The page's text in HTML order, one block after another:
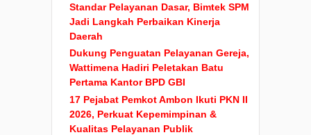
Standar Pelayanan Dasar, Bimtek SPM
Jadi Langkah Perbaikan Kinerja
Daerah
Dukung Penguatan Pelayanan Gereja,
Wattimena Hadiri Peletakan Batu
Pertama Kantor BPD GBI
17 Pejabat Pemkot Ambon Ikuti PKN II
2026, Perkuat Kepemimpinan &
Kualitas Pelayanan Publik